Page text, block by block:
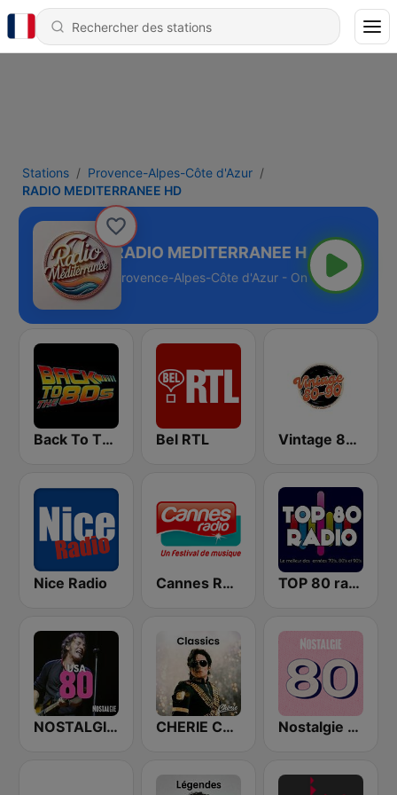
Stations
Provence-Alpes-Côte d'Azur
RADIO MEDITERRANEE HD
RADIO MEDITERRANEE HD
Provence-Alpes-Côte d'Azur - Online
Back To The 80's Radio Bel RTL Vintage 80 90
Nice Radio Cannes Radio TOP 80 radio
NOSTALGIE USA 80 CHERIE CLASSICS Nostalgie 80